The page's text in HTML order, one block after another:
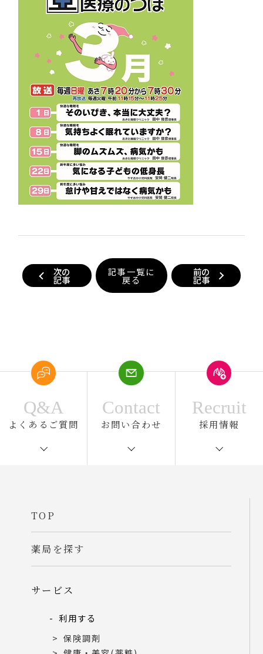
次の
記事
記事一覧に
戻る
前の
記事
Q&A
よくあるご質問
Contact
お問い合わせ
Recruit
採用情報
TOP
薬局を探す
サービス
利用する
保険調剤